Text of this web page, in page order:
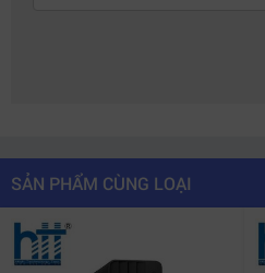
luồng – mang đến hiệu năng
các tác vụ văn phòng, phần
ảnh, dựng video cơ bản hay
Kết hợp với RAM 16GB DDR5
512GB,máy tính HP chính
trong vài giây, truy cập dữ liệu
với HDD truyền thống. Điều
SẢN PHẨM CÙNG LOẠI